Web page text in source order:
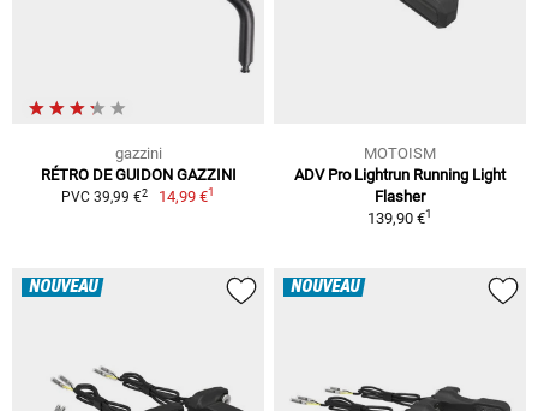
gazzini
RÉTRO DE GUIDON GAZZINI
PVC 39,99 €2 14,99 €1
MOTOISM
ADV Pro Lightrun Running Light
Flasher
139,90 €1
NOUVEAU NOUVEAU